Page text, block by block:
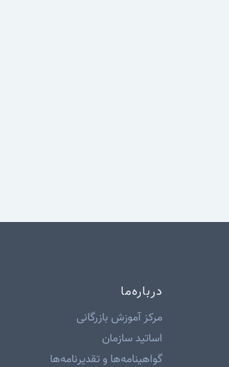
درباره‌ما
مرکز آموزش بازرگانی
اساتید سازمان
گواهینامه‌ها و تقدیرنامه‌ها